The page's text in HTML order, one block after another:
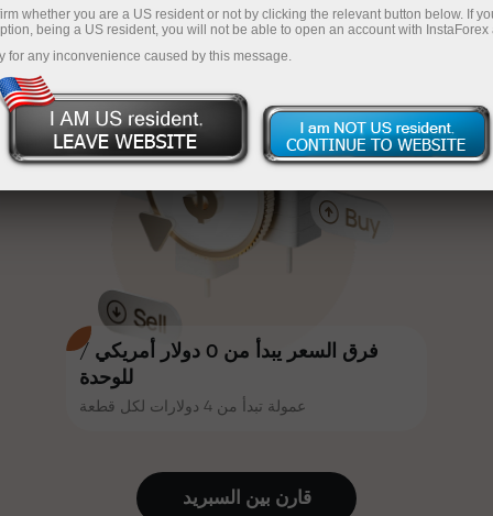
InstaForex
فرق السعر يبدأ من 0 دولار أمريكي /
للوحدة
عمولة تبدأ من 4 دولارات لكل قطعة
فوركس الحصول على مكافأة تصل إلى
30% على إيداعه، والاستفادة من
عروض ترويجية وعروض خاصة أخرى.
تتشارك سرعة المسار وسرعة التداول
نفس القيم. يُضفي أليش لوبرايس
عناصر الحماس والانضباط على عالم
التداول، ويعمل كشريك يُلهم العملاء
لتحقيق أهداف طموحة.
إنستا فوركس على هاتف آيفون أو ماك
بوك أو رحلة أحلامه بمجرد إيداعه مبلغًا
جائزة هديتك الشخصية الكبرى
قم بإيداع المبلغ في حسابك باستخدام $333 — اختر هدية
تصل قيمتها إلى $1,500
تداول بدون مخاطرة -
نحن نضمن أرباحك
مكافأة تصل إلى 1000 ضعف - أكبر
قارن بين السبرید
whether you are a US resident or not by clicking the relevant button below. If
being a US resident, you will not be able to open an account with InstaForex
for any inconvenience caused by this message.